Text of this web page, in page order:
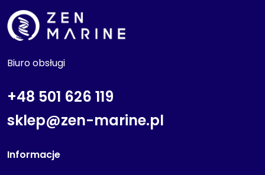
Biuro obsługi
+48 501 626 119
sklep@zen-marine.pl
Informacje